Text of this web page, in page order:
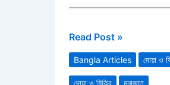
——————————————-
নবী
সা.
এর
Read Post »
Bangla Articles দোয়া ও